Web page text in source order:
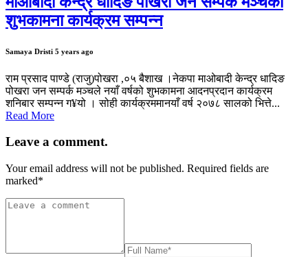
शुभकामना कार्यक्रम सम्पन्न
Samaya Dristi 5 years ago
राम प्रसाद पाण्डे (राजु)पोखरा ,०५ बैशाख ।नेकपा माओबादी केन्द्र धादिङ
पोखरा जन सम्पर्क मञ्चले नयाँ वर्षको शुभकामना आदनप्रदान कार्यक्रम
शनिबार सम्पन्न ग¥यो । सोही कार्यक्रममानयाँ वर्ष २०७८ सालको भित्ते...
Read More
Leave a comment.
Your email address will not be published. Required fields are
marked*